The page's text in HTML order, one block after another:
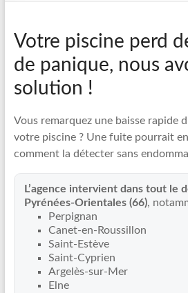
L’Olympide
—
Expert
France
Recherche
de
fuite
piscine
partout
réparation
Votre piscine perd
de panique, nous
solution !
Vous remarquez une baisse rapide
votre piscine ? Une fuite pourrait
comment la détecter sans
L’agence intervient dans tout le
Pyrénées-Orientales (66),
Perpignan
Canet-en-Roussillon
Saint-Estève
Saint-Cyprien
Argelès-sur-Mer
Elne